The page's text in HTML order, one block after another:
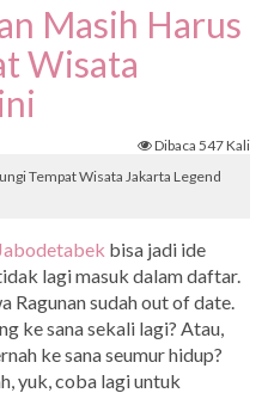
Masih Harus
Wisata
Dibaca 547 Kali
Tempat Wisata Jakarta Legend
bisa jadi ide
lagi masuk dalam daftar.
Ragunan sudah out of date.
ke sana sekali lagi? Atau,
ke sana seumur hidup?
yuk, coba lagi untuk